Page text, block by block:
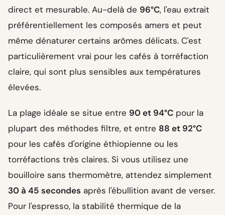
direct et mesurable. Au-delà de 96°C, l'eau extrait
préférentiellement les composés amers et peut
même dénaturer certains arômes délicats. C'est
particulièrement vrai pour les cafés à torréfaction
claire, qui sont plus sensibles aux températures
élevées.
La plage idéale se situe entre 90 et 94°C pour la
plupart des méthodes filtre, et entre 88 et 92°C
pour les cafés d'origine éthiopienne ou les
torréfactions très claires. Si vous utilisez une
bouilloire sans thermomètre, attendez simplement
30 à 45 secondes après l'ébullition avant de verser.
Pour l'espresso, la stabilité thermique de la